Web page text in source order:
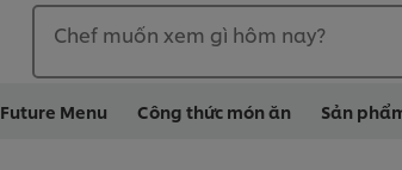
Chef muốn xem gì hôm nay?
Future Menu Công thức món ăn Sản